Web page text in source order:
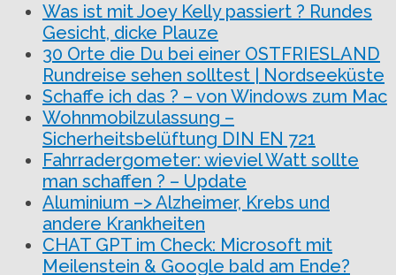
Was ist mit Joey Kelly passiert ? Rundes
Gesicht, dicke Plauze
30 Orte die Du bei einer OSTFRIESLAND
Rundreise sehen solltest | Nordseeküste
Schaffe ich das ? – von Windows zum Mac
Wohnmobilzulassung –
Sicherheitsbelüftung DIN EN 721
Fahrradergometer: wieviel Watt sollte
man schaffen ? – Update
Aluminium –> Alzheimer, Krebs und
andere Krankheiten
CHAT GPT im Check: Microsoft mit
Meilenstein & Google bald am Ende?